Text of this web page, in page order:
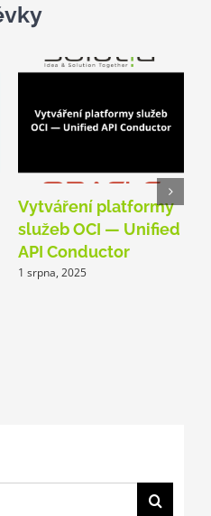
Vytváření platformy
služeb OCI — Unified
API Conductor
1 srpna, 2025